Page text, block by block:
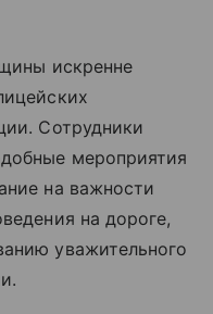
искренне
Сотрудники
мероприятия
на важности
на дороге,
уважительного